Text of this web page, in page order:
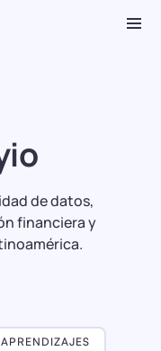
de datos,
financiera y
APRENDIZAJES